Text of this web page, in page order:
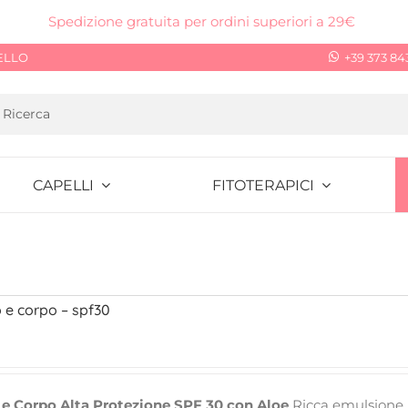
Spedizione gratuita per ordini superiori a 29€
+39 373
CAPELLI FITOTERAPICI
corpo – spf30